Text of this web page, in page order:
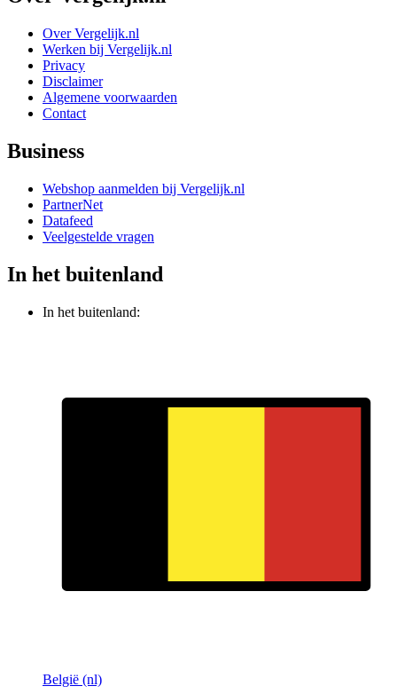
Over Vergelijk.nl
Werken bij Vergelijk.nl
Privacy
Disclaimer
Algemene voorwaarden
Contact
Business
Webshop aanmelden bij Vergelijk.nl
PartnerNet
Datafeed
Veelgestelde vragen
In het buitenland
In het buitenland:
België (nl)